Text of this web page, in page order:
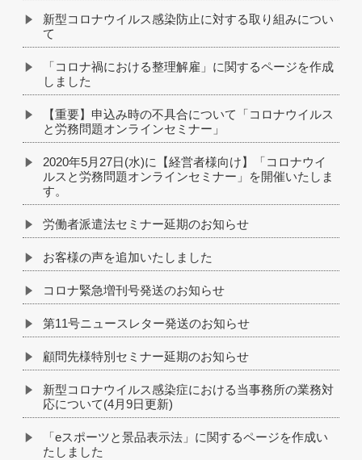
新型コロナウイルス感染防止に対する取り組みについ
て
「コロナ禍における整理解雇」に関するページを作成
しました
【重要】申込み時の不具合について「コロナウイルス
と労務問題オンラインセミナー」
2020年5月27日(水)に【経営者様向け】「コロナウイ
ルスと労務問題オンラインセミナー」を開催いたしま
す。
労働者派遣法セミナー延期のお知らせ
お客様の声を追加いたしました
コロナ緊急増刊号発送のお知らせ
第11号ニュースレター発送のお知らせ
顧問先様特別セミナー延期のお知らせ
新型コロナウイルス感染症における当事務所の業務対
応について(4月9日更新)
「eスポーツと景品表示法」に関するページを作成い
たしました